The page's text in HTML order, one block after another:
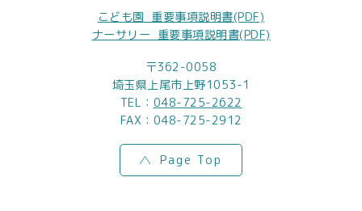
こども園_重要事項説明書(PDF)
ナーサリー_重要事項説明書(PDF)
〒362-0058
埼玉県上尾市上野1053-1
TEL： 048-725-2622
FAX：048-725-2912
Page Top